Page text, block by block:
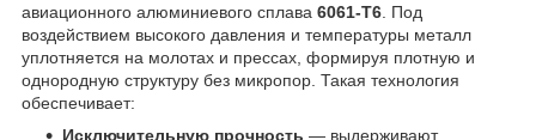
авиационного алюминиевого сплава 6061-T6 . Под
воздействием высокого давления и температуры металл
уплотняется на молотах и прессах, формируя плотную и
однородную структуру без микропор. Такая технология
обеспечивает:
Исключительную прочность — выдерживают